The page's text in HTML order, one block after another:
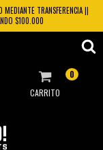
TRANSFERENCIA ||
$100.000
CARRITO
0